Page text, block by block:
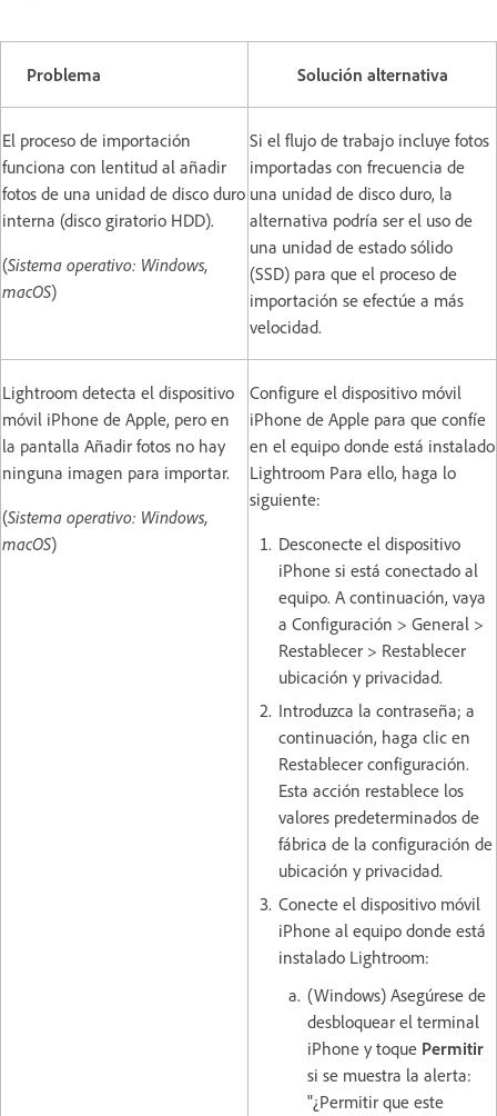
Problema Solución alternativa
El proceso de importación
funciona con lentitud al añadir
fotos de una unidad de disco duro
interna (disco giratorio HDD).
(Sistema operativo: Windows,
macOS)
Si el flujo de trabajo incluye fotos
importadas con frecuencia de
una unidad de disco duro, la
alternativa podría ser el uso de
una unidad de estado sólido
(SSD) para que el proceso de
importación se efectúe a más
velocidad.
Lightroom detecta el dispositivo
móvil iPhone de Apple, pero en
la pantalla Añadir fotos no hay
ninguna imagen para importar.
(Sistema operativo: Windows,
macOS)
Configure el dispositivo móvil
iPhone de Apple para que confíe
en el equipo donde está instalado
Lightroom Para ello, haga lo
siguiente:
Desconecte el dispositivo
iPhone si está conectado al
equipo. A continuación, vaya
a Configuración > General >
Restablecer > Restablecer
ubicación y privacidad.
Introduzca la contraseña; a
continuación, haga clic en
Restablecer configuración.
Esta acción restablece los
valores predeterminados de
fábrica de la configuración de
ubicación y privacidad.
Conecte el dispositivo móvil
iPhone al equipo donde está
instalado Lightroom:
(Windows) Asegúrese de
desbloquear el terminal
iPhone y toque Permitir
si se muestra la alerta:
"¿Permitir que este